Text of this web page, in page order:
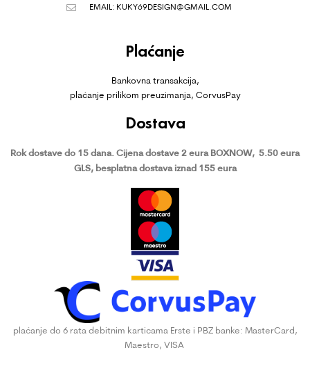
EMAIL: KUKY69DESIGN@GMAIL.COM
Plaćanje
Bankovna transakcija,
plaćanje prilikom preuzimanja, CorvusPay
Dostava
Rok dostave do 15 dana. Cijena dostave 2 eura BOXNOW, 5.50 eura
GLS, besplatna dostava iznad 155 eura
plaćanje do 6 rata debitnim karticama Erste i PBZ banke: MasterCard,
Maestro, VISA